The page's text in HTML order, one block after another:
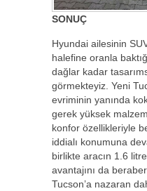
SONUÇ
Hyundai ailesinin
halefine oranla
dağlar kadar
görmekteyiz. Yeni
evriminin yanında
gerek yüksek
konfor özellikleriyle
iddialı konumuna
birlikte aracın 1.6
avantajını da
Tucson’a nazaran